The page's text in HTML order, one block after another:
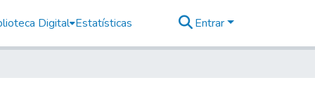
Digital Estatísticas Entrar